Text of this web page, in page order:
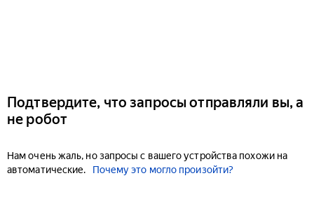
Подтвердите, что запросы отправляли вы, а
не робот
Нам очень жаль, но запросы с вашего устройства похожи на
автоматические.
Почему это могло произойти?